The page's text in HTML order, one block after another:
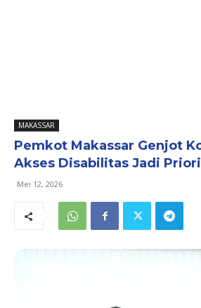
MAKASSAR
Pemkot Makassar Genjot
Akses Disabilitas Jadi
Mei 12, 2026